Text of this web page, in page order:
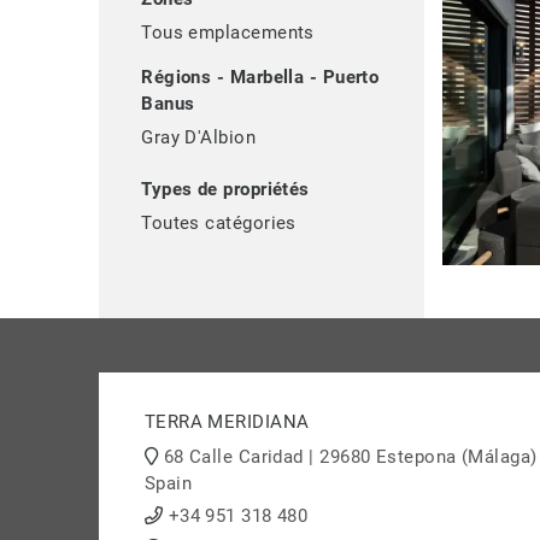
Tous emplacements
Régions - Marbella - Puerto
Banus
Gray D'Albion
Types de propriétés
Toutes catégories
TERRA MERIDIANA
68 Calle Caridad | 29680 Estepona (Málaga)
Spain
+34 951 318 480